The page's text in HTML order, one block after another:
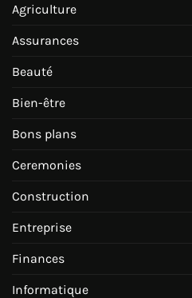
Agriculture
Assurances
Beauté
Bien-être
Bons plans
Ceremonies
Construction
Entreprise
Finances
Informatique